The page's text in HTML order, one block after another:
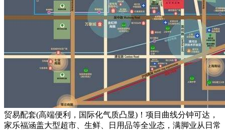
贸易配套(高端便利，国际化气质凸显)！项目曲线分钟可达，
家乐福涵盖大型超市、生鲜、日用品等全业态，满脚业从日常